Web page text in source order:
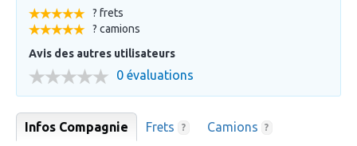
? frets
? camions
Avis des autres utilisateurs
0 évaluations
Infos Compagnie Frets ? Camions ?